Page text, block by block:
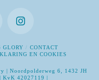
GLORY
CONTACT
EN COOKIES
| Noordpolderweg 6, 1432 JH
KvK 42027119 |